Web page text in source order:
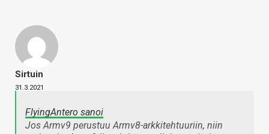
Sirtuin
31.3.2021
FlyingAntero sanoi
Jos Armv9 perustuu Armv8-arkkitehtuuriin, niin